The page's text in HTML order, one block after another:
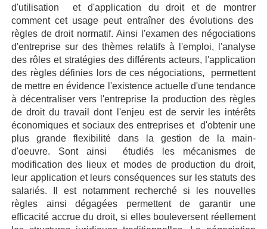
d'utilisation et d'application du droit et de montrer
comment cet usage peut entraîner des évolutions des
règles de droit normatif. Ainsi l'examen des négociations
d'entreprise sur des thèmes relatifs à l'emploi, l'analyse
des rôles et stratégies des différents acteurs, l'application
des règles définies lors de ces négociations, permettent
de mettre en évidence l'existence actuelle d'une tendance
à décentraliser vers l'entreprise la production des règles
de droit du travail dont l'enjeu est de servir les intérêts
économiques et sociaux des entreprises et d'obtenir une
plus grande flexibilité dans la gestion de la main-
d'oeuvre. Sont ainsi étudiés les mécanismes de
modification des lieux et modes de production du droit,
leur application et leurs conséquences sur les statuts des
salariés. Il est notamment recherché si les nouvelles
règles ainsi dégagées permettent de garantir une
efficacité accrue du droit, si elles bouleversent réellement